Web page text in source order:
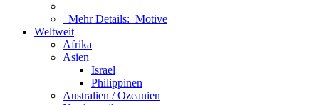
Mehr Details: Motive
Weltweit
Afrika
Asien
Israel
Philippinen
Australien / Ozeanien